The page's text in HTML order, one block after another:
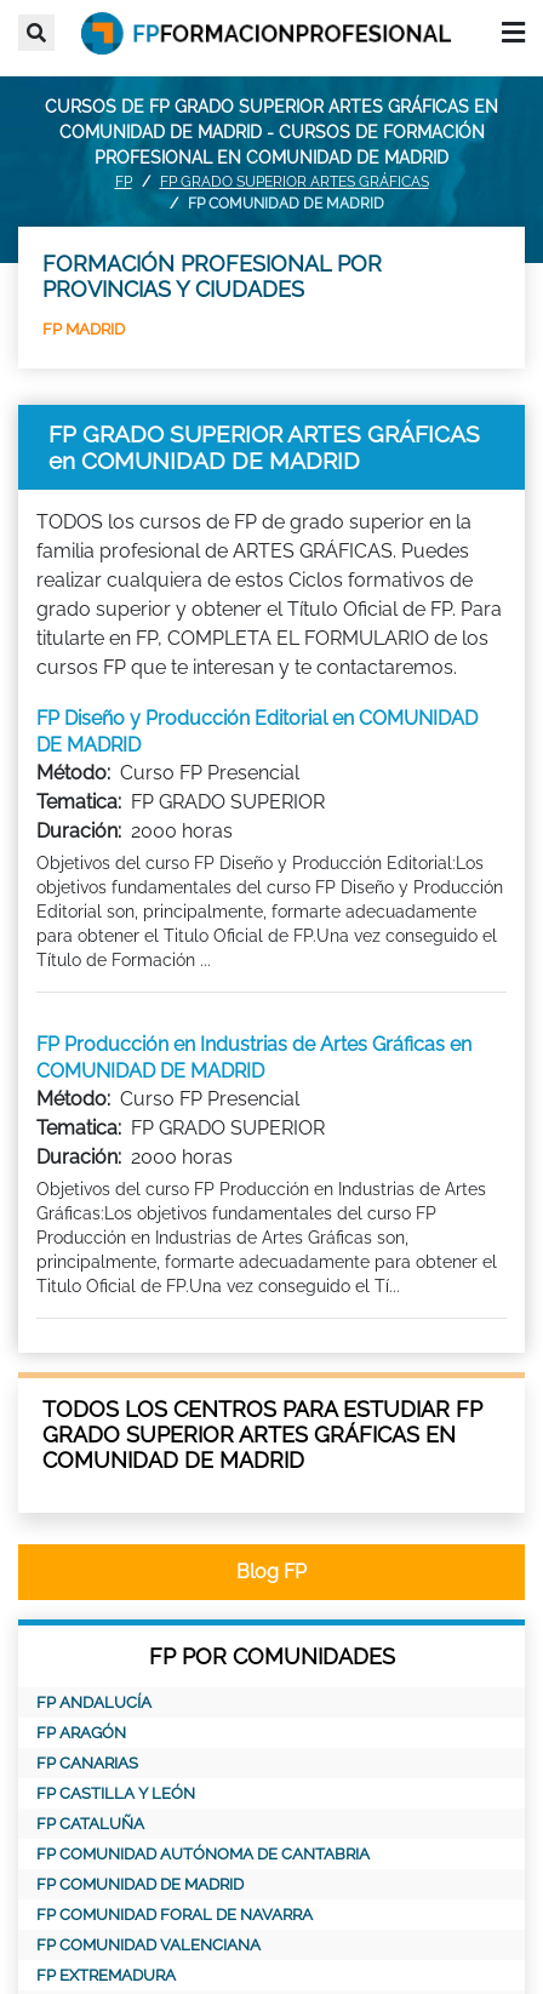
CURSOS DE FP GRADO SUPERIOR ARTES GRÁFICAS EN
COMUNIDAD DE MADRID - CURSOS DE FORMACIÓN
PROFESIONAL EN COMUNIDAD DE MADRID
FP
FP GRADO SUPERIOR ARTES GRÁFICAS
FP COMUNIDAD DE MADRID
FORMACIÓN PROFESIONAL POR
PROVINCIAS Y CIUDADES
FP MADRID
FP GRADO SUPERIOR ARTES GRÁFICAS
en COMUNIDAD DE MADRID
TODOS los cursos de FP de grado superior en la
familia profesional de ARTES GRÁFICAS. Puedes
realizar cualquiera de estos Ciclos formativos de
grado superior y obtener el Título Oficial de FP. Para
titularte en FP, COMPLETA EL FORMULARIO de los
cursos FP que te interesan y te contactaremos.
FP Diseño y Producción Editorial en COMUNIDAD
DE MADRID
Método: Curso FP Presencial
Tematica: FP GRADO SUPERIOR
Duración: 2000 horas
Objetivos del curso FP Diseño y Producción Editorial:Los
objetivos fundamentales del curso FP Diseño y Producción
Editorial son, principalmente, formarte adecuadamente
para obtener el Titulo Oficial de FP.Una vez conseguido el
Título de Formación ...
FP Producción en Industrias de Artes Gráficas en
COMUNIDAD DE MADRID
Método: Curso FP Presencial
Tematica: FP GRADO SUPERIOR
Duración: 2000 horas
Objetivos del curso FP Producción en Industrias de Artes
Gráficas:Los objetivos fundamentales del curso FP
Producción en Industrias de Artes Gráficas son,
principalmente, formarte adecuadamente para obtener el
Titulo Oficial de FP.Una vez conseguido el Tí...
TODOS LOS CENTROS PARA ESTUDIAR FP
GRADO SUPERIOR ARTES GRÁFICAS EN
COMUNIDAD DE MADRID
Blog FP
FP POR COMUNIDADES
FP ANDALUCÍA
FP ARAGÓN
FP CANARIAS
FP CASTILLA Y LEÓN
FP CATALUÑA
FP COMUNIDAD AUTÓNOMA DE CANTABRIA
FP COMUNIDAD DE MADRID
FP COMUNIDAD FORAL DE NAVARRA
FP COMUNIDAD VALENCIANA
FP EXTREMADURA